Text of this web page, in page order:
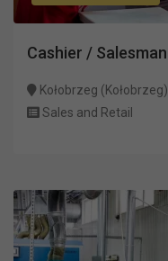
Cashier / Salesman
Kołobrzeg (Kołobrzeg)
Sales and Retail